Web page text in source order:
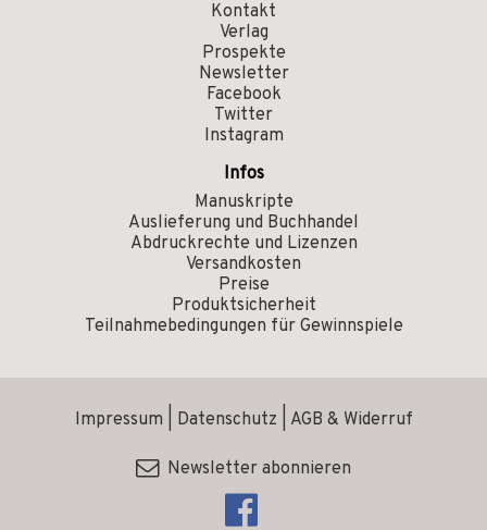
Kontakt
Verlag
Prospekte
Newsletter
Facebook
Twitter
Instagram
Infos
Manuskripte
Auslieferung und Buchhandel
Abdruckrechte und Lizenzen
Versandkosten
Preise
Produktsicherheit
Teilnahmebedingungen für Gewinnspiele
Impressum Datenschutz AGB & Widerruf
Newsletter abonnieren